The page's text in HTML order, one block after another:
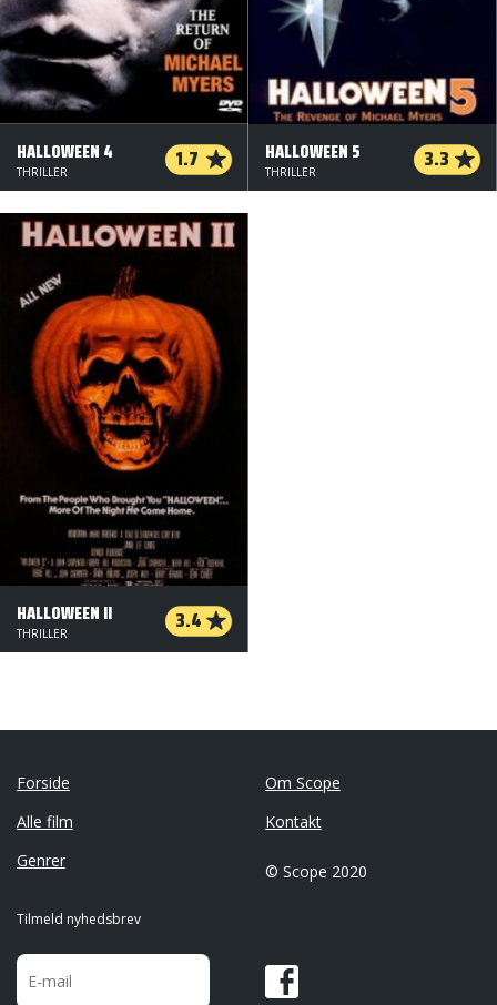
HALLOWEEN 4 1.7
THRILLER
HALLOWEEN 5 3.3
THRILLER
HALLOWEEN II 3.4
THRILLER
Forside
Alle film
Genrer
Om Scope
Kontakt
© Scope 2020
Tilmeld nyhedsbrev